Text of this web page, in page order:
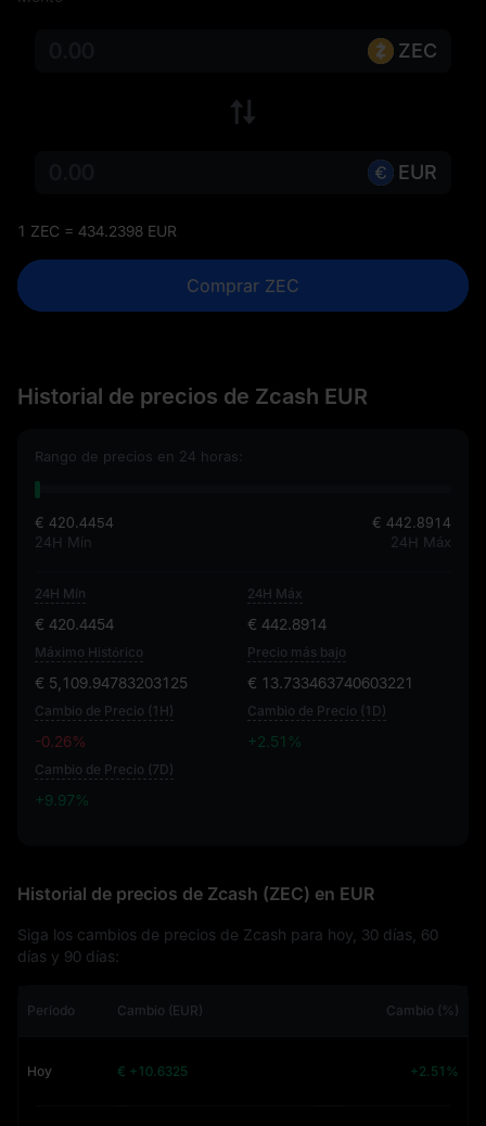
ZEC
EUR
1 ZEC = 434.2398 EUR
Comprar ZEC
Historial de precios de Zcash EUR
Rango de precios en 24 horas:
€ 420.4454
24H Mín
€ 442.8914
24H Máx
24H Mín
€ 420.4454
24H Máx
€ 442.8914
Máximo Histórico
€ 5,109.94783203125
Precio más bajo
€ 13.733463740603221
Cambio de Precio (1H)
-0.26%
Cambio de Precio (1D)
+2.51%
Cambio de Precio (7D)
+9.97%
Historial de precios de Zcash (ZEC) en EUR
Siga los cambios de precios de Zcash para hoy, 30 días, 60
días y 90 días:
Período Cambio (EUR) Cambio (%)
Hoy € +10.6325 +2.51%